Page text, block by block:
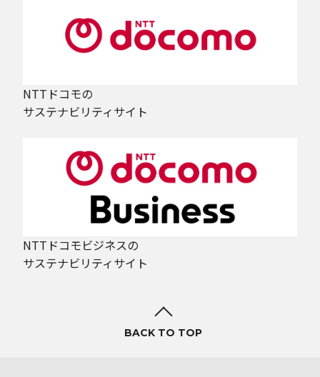
NTTドコモの
サステナビリティサイト
NTTドコモビジネスの
サステナビリティサイト
BACK TO TOP